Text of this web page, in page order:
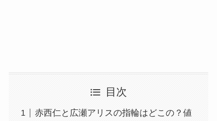
目次
赤西仁と広瀬アリスの指輪はどこの？値